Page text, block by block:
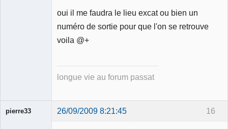
oui il me faudra le lieu excat ou bien un
numéro de sortie pour que l'on se retrouve
voila @+
longue vie au forum passat
16
pierre33 26/09/2009 8:21:45